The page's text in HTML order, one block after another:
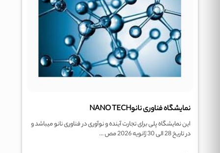
نمایشگاه فناوری نانوNANO TECH
این نمایشگاه پلی برای تجارت آینده و نوآوری در فناوری نانو میباشد و
در تاریخ 28 الی 30 ژانویه 2026 مص ...